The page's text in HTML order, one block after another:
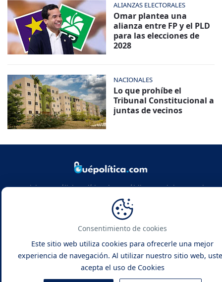
ALIANZAS ELECTORALES
Omar plantea una
alianza entre FP y el PLD
para las elecciones de
2028
NACIONALES
Lo que prohíbe el
Tribunal Constitucional a
juntas de vecinos
Noticias y análisis político de República Dominicana y el
mundo. Infórmate con rigor, actualidad y las claves de la
política global.
Qué Política - Noticias y Análisis
Consentimiento de cookies
Este sitio web utiliza cookies para ofrecerle una mejor
experiencia de navegación. Al utilizar nuestro sitio web,
acepta el uso de Cookies